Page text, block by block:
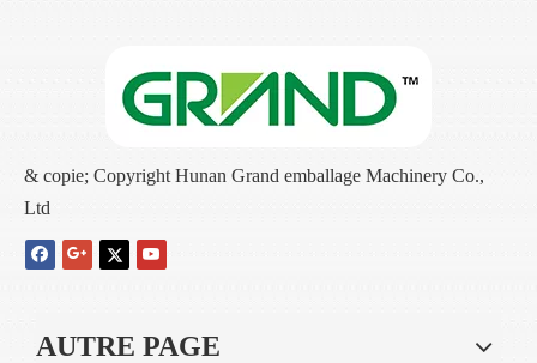
& copie; Copyright Hunan Grand emballage Machinery Co.,
Ltd
AUTRE PAGE